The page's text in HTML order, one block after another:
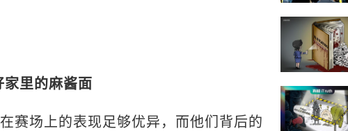
里的麻酱面
场上的表现足够优异，而他们背后的